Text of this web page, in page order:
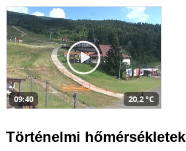
09:40 20,2 °C
Történelmi hőmérsékletek